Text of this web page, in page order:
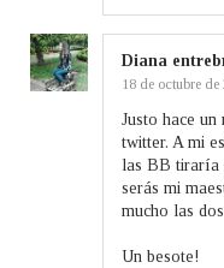
Diana
18 de octubre de
Justo hace
twitter. A mi
las BB tiraría
serás mi
mucho las
Un besote!